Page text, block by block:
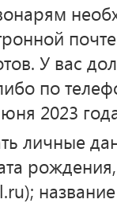
У вас
по
2023
личные